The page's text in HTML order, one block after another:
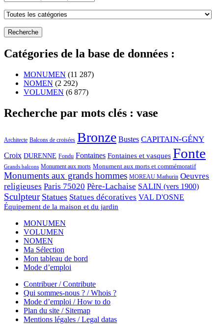
Catégories de la base de données :
MONUMEN (11 287)
NOMEN (2 292)
VOLUMEN (6 877)
Recherche par mots clés : vase
Architecte Balcons de croisées Bronze Bustes CAPITAIN-GÉNY
Croix DURENNE Fondu Fontaines Fontaines et vasques Fonte
Grands balcons Monument aux morts Monument aux morts et commémoratif
Monuments aux grands hommes MOREAU Mathurin Oeuvres
religieuses Paris 75020 Père-Lachaise SALIN (vers 1900)
Sculpteur Statues Statues décoratives VAL D'OSNE
Équipement de la maison et du jardin
MONUMEN
VOLUMEN
NOMEN
Ma Sélection
Mon tableau de bord
Mode d’emploi
Contribuer / Contribute
Qui sommes-nous ? / Whois ?
Mode d’emploi / How to do
Plan du site / Sitemap
Mentions légales / Legal datas